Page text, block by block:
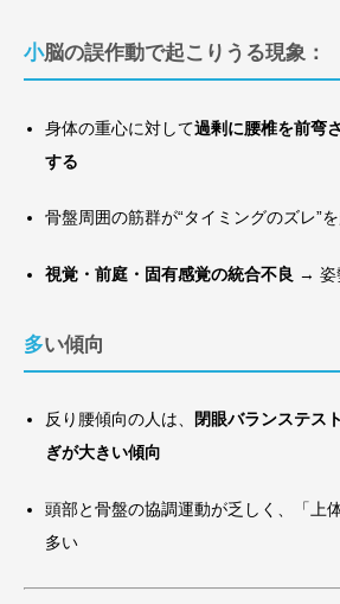
小脳の誤作動で起こりうる現象：
身体の重心に対して過剰に腰椎を前弯
する
骨盤周囲の筋群が“タイミングのズレ”
視覚・前庭・固有感覚の統合不良 → 姿
多い傾向
反り腰傾向の人は、
閉眼バランステス
ぎが大きい傾向
頭部と骨盤の協調運動が乏しく、「上
多い